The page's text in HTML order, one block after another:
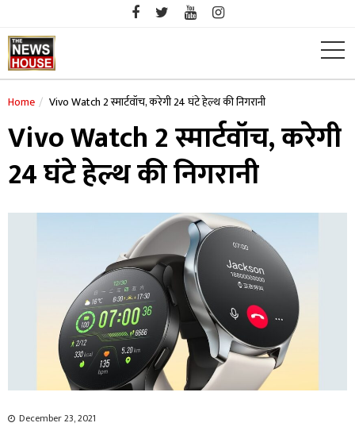
content
Home Vivo Watch 2 स्मार्टवॉच, करेगी 24 घंटे हेल्थ की निगरानी
Vivo Watch 2 स्मार्टवॉच, करेगी
24 घंटे हेल्थ की निगरानी
December 23, 2021